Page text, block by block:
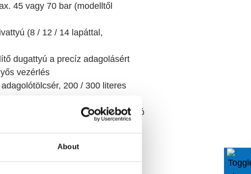
About
45 vagy 70 bar (modelltől
(8 / 12 / 14 lapáttal,
dugattyú a precíz adagolásért
vezérlés
200 / 300 literes
inline daráló, bélmegtartó és pározó